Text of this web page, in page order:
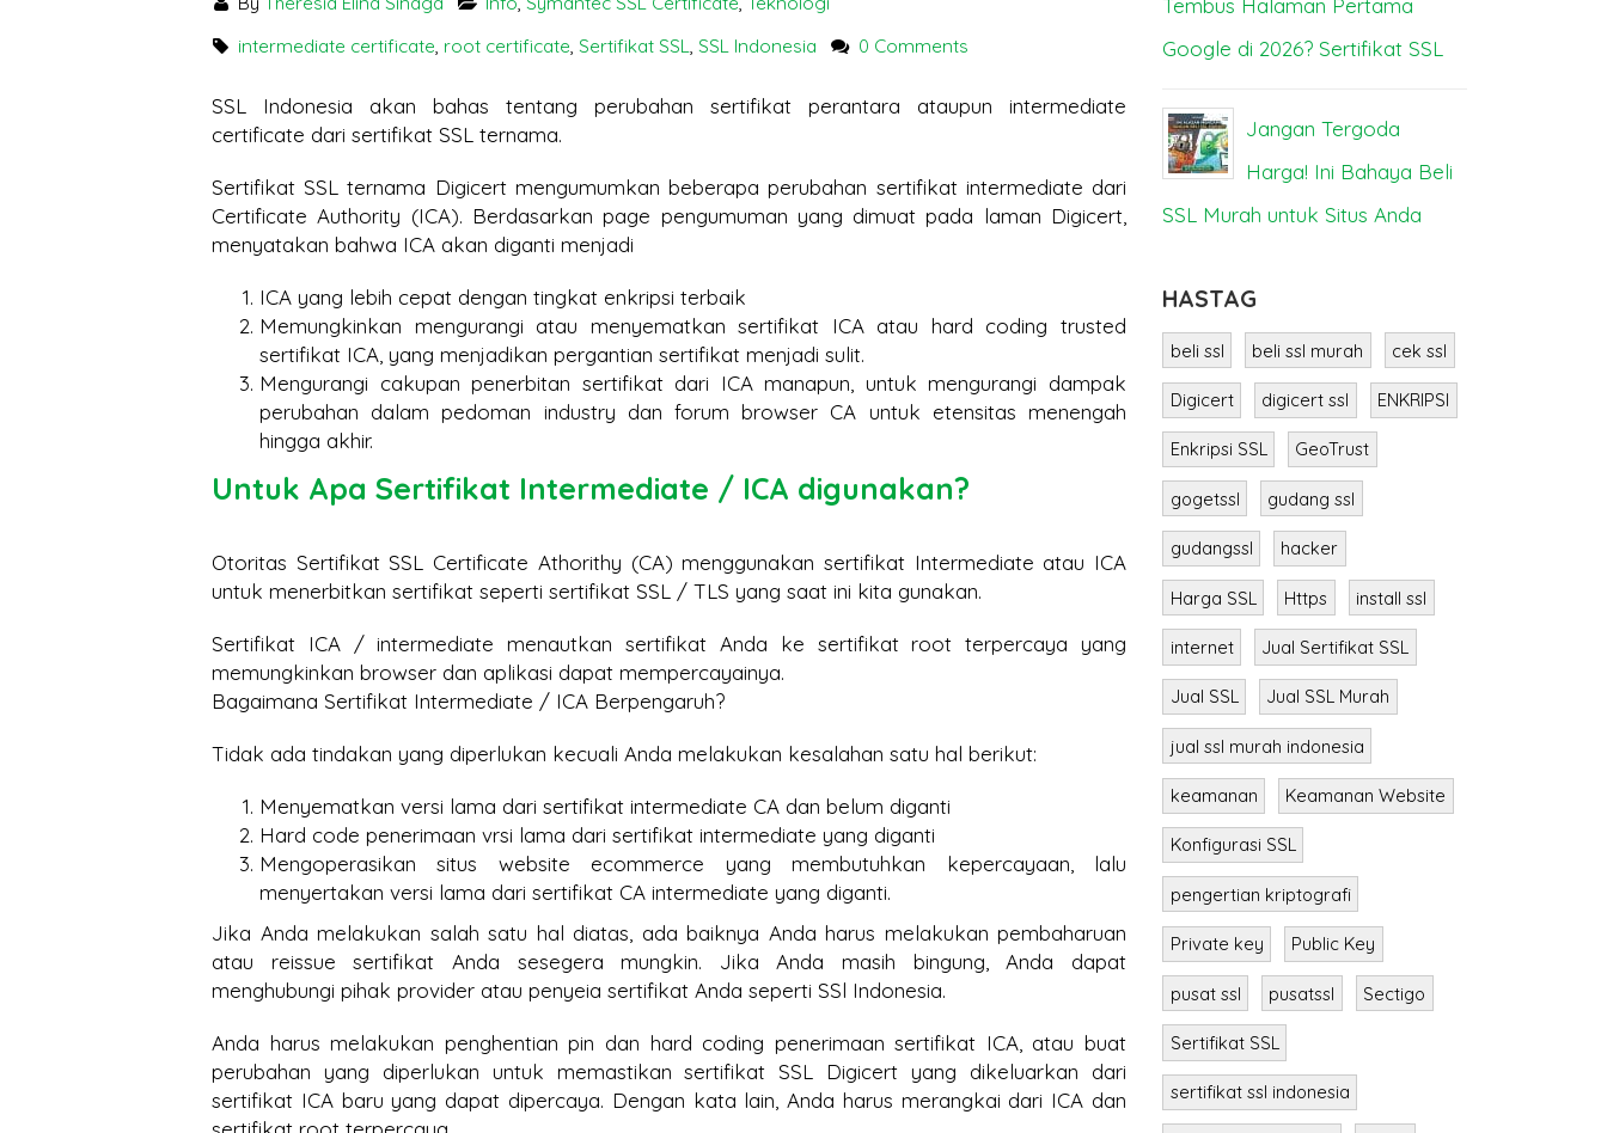
intermediate certificate, root certificate,Sertifikat SSL,SSL Indonesia 0 Comments
SSL Indonesia akan bahas tentang perubahan sertifikat perantara ataupun intermediate
certificate dari sertifikat SSL ternama.
Sertifikat SSL ternama Digicert mengumumkan beberapa perubahan sertifikat intermediate dari
Certificate Authority (ICA). Berdasarkan page pengumuman yang dimuat pada laman Digicert,
menyatakan bahwa ICA akan diganti menjadi
ICA yang lebih cepat dengan tingkat enkripsi terbaik
Memungkinkan mengurangi atau menyematkan sertifikat ICA atau hard coding trusted
sertifikat ICA, yang menjadikan pergantian sertifikat menjadi sulit.
Mengurangi cakupan penerbitan sertifikat dari ICA manapun, untuk mengurangi dampak
perubahan dalam pedoman industry dan forum browser CA untuk etensitas menengah
hingga akhir.
Untuk Apa Sertifikat Intermediate / ICA digunakan?
Otoritas Sertifikat SSL Certificate Athorithy (CA) menggunakan sertifikat Intermediate atau ICA
untuk menerbitkan sertifikat seperti sertifikat SSL / TLS yang saat ini kita gunakan.
Sertifikat ICA / intermediate menautkan sertifikat Anda ke sertifikat root terpercaya yang
memungkinkan browser dan aplikasi dapat mempercayainya.
Bagaimana Sertifikat Intermediate / ICA Berpengaruh?
Tidak ada tindakan yang diperlukan kecuali Anda melakukan kesalahan satu hal berikut:
Menyematkan versi lama dari sertifikat intermediate CA dan belum diganti
Hard code penerimaan vrsi lama dari sertifikat intermediate yang diganti
Mengoperasikan situs website ecommerce yang membutuhkan kepercayaan, lalu
menyertakan versi lama dari sertifikat CA intermediate yang diganti.
Jika Anda melakukan salah satu hal diatas, ada baiknya Anda harus melakukan pembaharuan
atau reissue sertifikat Anda sesegera mungkin. Jika Anda masih bingung, Anda dapat
menghubungi pihak provider atau penyeia sertifikat Anda seperti SSl Indonesia.
Anda harus melakukan penghentian pin dan hard coding penerimaan sertifikat ICA, atau buat
perubahan yang diperlukan untuk memastikan sertifikat SSL Digicert yang dikeluarkan dari
sertifikat ICA baru yang dapat dipercaya. Dengan kata lain, Anda harus merangkai dari ICA dan
Bisa Lumpuh Tanpanya?
Mengapa Harganya
Tembus Halaman Pertama
Google di 2026? Sertifikat SSL
SSL Murah untuk Situs Anda
Bisa Lumpuh Tanpanya?
Tembus Halaman Pertama
Google di 2026? Sertifikat SSL
Jangan Tergoda
Harga! Ini Bahaya Beli
SSL Murah untuk Situs Anda
HASTAG
beli ssl beli ssl murah cek ssl
Digicert digicert ssl
Enkripsi SSL GeoTrust
gogetssl gudang ssl
gudangssl hacker
Harga SSL Https install ssl
internet Jual Sertifikat SSL
Jual SSL Jual SSL Murah
jual ssl murah indonesia
keamanan Keamanan Website
Konfigurasi SSL
pengertian kriptografi
Private key Public Key
pusat ssl pusatssl
Sertifikat SSL
sertifikat ssl indonesia